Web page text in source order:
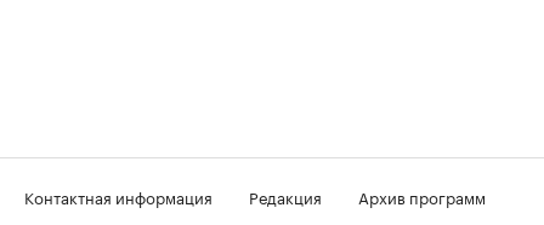
Контактная информация Редакция
Архив программ